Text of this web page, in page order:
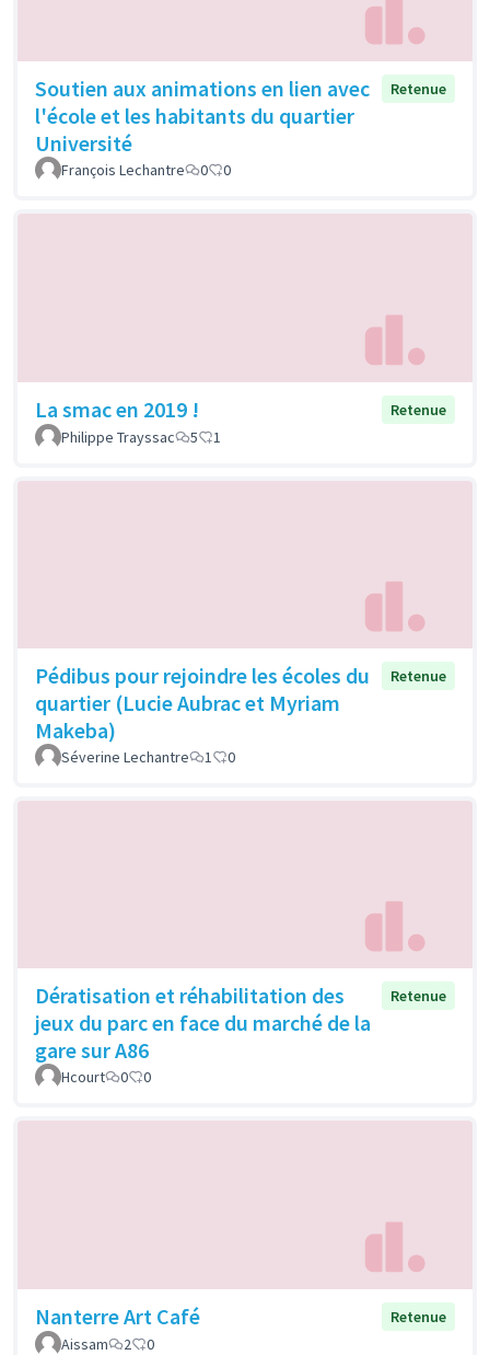
Soutien aux animations en lien avec
l'école et les habitants du quartier
Université
Retenue
François Lechantre 0 0
La smac en 2019 !
Retenue
Philippe Trayssac
5 1
Pédibus pour rejoindre les écoles du
quartier (Lucie Aubrac et Myriam
Makeba)
Retenue
Séverine Lechantre 1 0
Dératisation et réhabilitation des
jeux du parc en face du marché de la
gare sur A86
Retenue
Hcourt 0 0
Nanterre Art Café
Retenue
Aissam
2 0